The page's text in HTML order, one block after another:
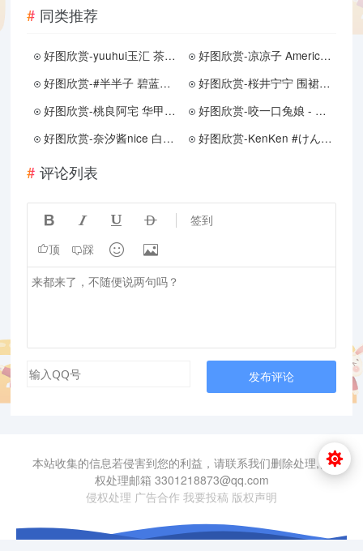
同类推荐
好图欣赏-yuuhui玉汇 茶的故事 [115P-0.99GB]（预览）
好图欣赏-凉凉子 American ass（8月16打赏群资源）
好图欣赏-#半半子 碧蓝航线 兴登堡部分内容
好图欣赏-桜井宁宁 围裙厨房（预览）
好图欣赏-桃良阿宅 华甲小僵尸
好图欣赏-咬一口兔娘 - 10月月票特典『欢迎回家』
好图欣赏-奈汐酱nice 白日梦
好图欣赏-KenKen #けん研 – Gold Photobook
评论列表
    签到
顶 踩  
发布评论
本站收集的信息若侵害到您的利益，请联系我们删除处理,侵
权处理邮箱 3301218873@qq.com
侵权处理 广告合作 我要投稿 版权声明